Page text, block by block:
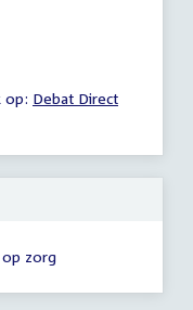
op: External
Debat Direct
zorg